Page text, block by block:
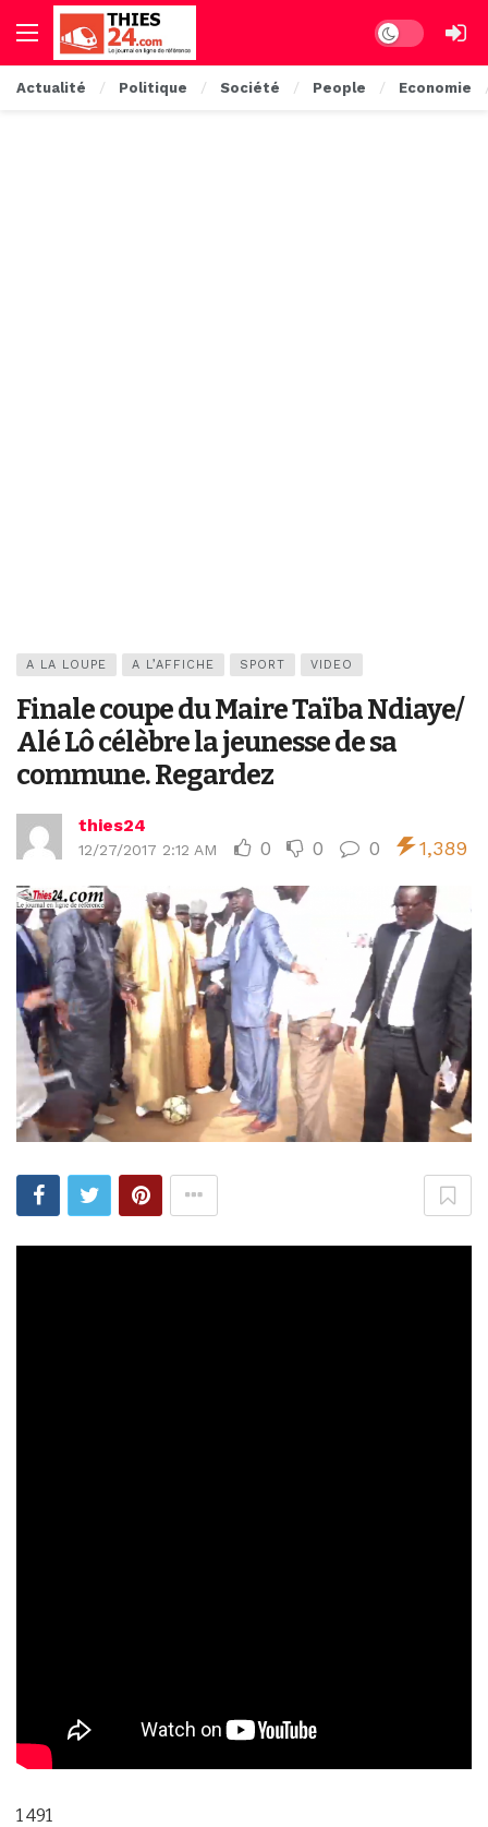
Dark mode
Actualité Politique Société People Economie
A LA LOUPE A L’AFFICHE SPORT VIDEO
Finale coupe du Maire Taïba Ndiaye/
Alé Lô célèbre la jeunesse de sa
commune. Regardez
thies24
12/27/2017 2:12 AM 0 0 0 1,389
1 491